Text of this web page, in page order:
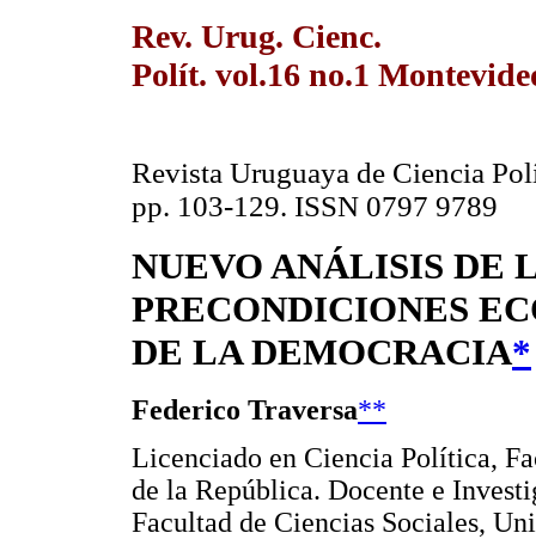
Rev. Urug. Cienc.
Polít. vol.16 no.1
Revista Uruguaya de Ciencia
pp. 103-129. ISSN 0797 9789
NUEVO ANÁLISIS DE
PRECONDICIONES
DE LA DEMOCRACIA*
Federico Traversa**
Licenciado en Ciencia Política,
de la República. Docente e
Facultad de Ciencias Sociales,